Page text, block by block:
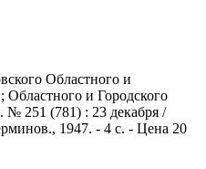
Областного и
и Городского
№ 251 (781) : 23 декабря /
1947. - 4 с. - Цена 20